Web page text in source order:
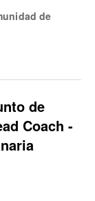
Somos la
de
de
Coach -